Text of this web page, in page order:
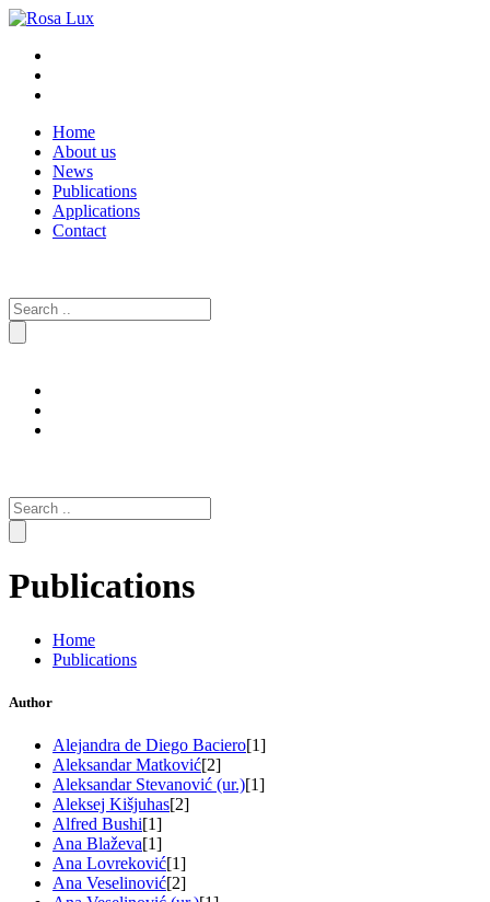
Home
About us
News
Publications
Applications
Contact
Search
for:
Search
for:
Publications
Home
Publications
Author
Alejandra de Diego Baciero[1]
Aleksandar Matković[2]
Aleksandar Stevanović (ur.)[1]
Aleksej Kišjuhas[2]
Alfred Bushi[1]
Ana Blaževa[1]
Ana Lovreković[1]
Ana Veselinović[2]